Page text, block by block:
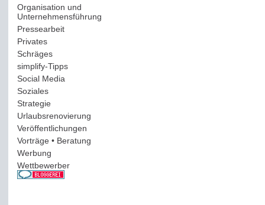
Organisation und
Unternehmensführung
Pressearbeit(12)
Privates(193)
Schräges(161)
simplify-Tipps(123)
Social Media
Soziales(37)
Strategie(220)
Urlaubsrenovierung
Veröffentlichungen
Vorträge • Beratung
Werbung
Wettbewerber(61)